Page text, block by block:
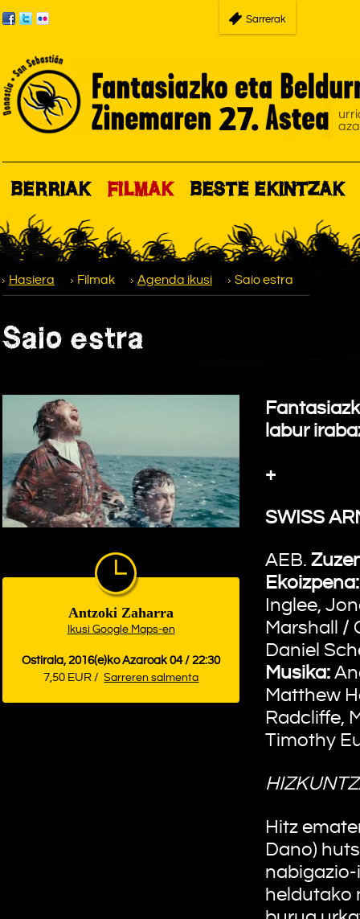
Sarrerak
BERRIAK FILMAK BESTE EKINTZAK
Hasiera Filmak Agenda ikusi Saio estra
Saio estra
Antzoki Zaharra
Ikusi Google Maps-en
Ostirala, 2016(e)ko Azaroak 04 / 22:30
7,50 EUR / Sarreren salmenta
labur
+
SWISS
AEB.
Ekoizpena:
Inglee,
Marshall /
Daniel
Musika:
Matthew
Radcliffe,
Timothy
Hitz
Dano)
heldutako